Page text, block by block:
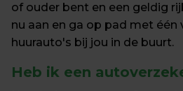
of ouder bent en een geldig
nu aan en ga op pad met één
huurauto's bij jou in de buurt.
Heb ik een